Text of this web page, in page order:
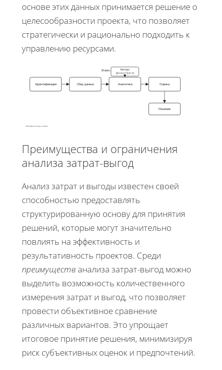
основе этих данных принимается решение о
целесообразности проекта, что позволяет
стратегически и рационально подходить к
управлению ресурсами.
Этапы анализа
Идентификация Сбор данных Аналитика Оценка
Методы
Дисконт Чувств
Решение
Ключевые этапы и связи
Преимущества и ограничения
анализа затрат-выгод
Анализ затрат и выгоды известен своей
способностью предоставлять
структурированную основу для принятия
решений, которые могут значительно
повлиять на эффективность и
результативность проектов. Среди
преимуществ анализа затрат-выгод можно
выделить возможность количественного
измерения затрат и выгод, что позволяет
провести объективное сравнение
различных вариантов. Это упрощает
итоговое принятие решения, минимизируя
риск субъективных оценок и предпочтений.